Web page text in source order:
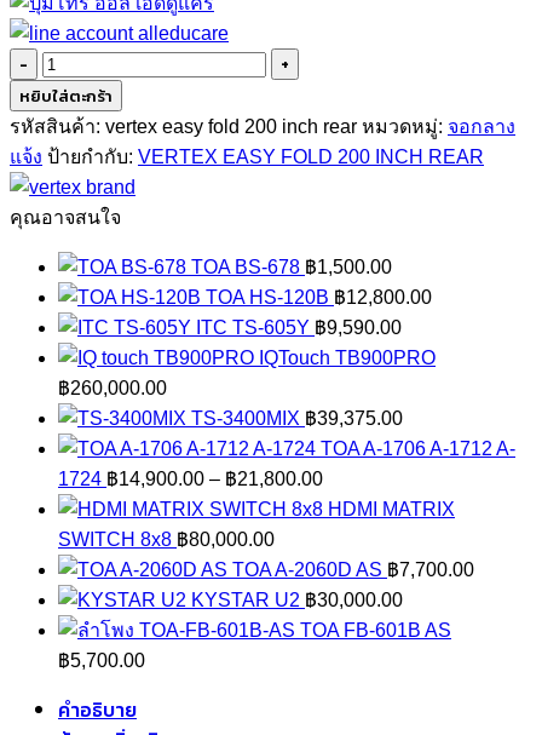
จำนวน
VERTEX
EASY
FOLD
200
INCH
ชิ้น
หยิบใส่ตะกร้า
รหัสสินค้า: vertex easy fold 200 inch rear หมวดหมู่: จอกลาง
แจ้ง ป้ายกำกับ: VERTEX EASY FOLD 200 INCH REAR
คุณอาจสนใจ
TOA BS-678 ฿1,500.00
TOA HS-120B ฿12,800.00
ITC TS-605Y ฿9,590.00
IQTouch TB900PRO
฿260,000.00
TS-3400MIX ฿39,375.00
TOA A-1706 A-1712 A-
1724 ฿14,900.00 – ฿21,800.00Price
range:
through
฿21,800.00
HDMI MATRIX
SWITCH 8x8 ฿80,000.00
TOA A-2060D AS ฿7,700.00
KYSTAR U2 ฿30,000.00
TOA FB-601B AS
฿5,700.00
คำอธิบาย